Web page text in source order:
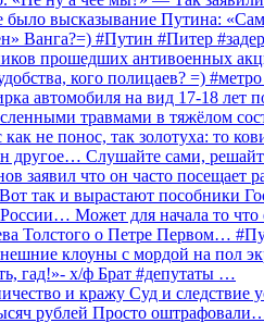
было высказывание Путина:
Ванга?=) #Путин #Питер
прошедших антивоенных
кого полицаев? =)
автомобиля на вид 17-18
травмами в тяжёлом
не понос, так золотуха: то
другое… Слушайте сами,
заявил что он часто
так и вырастают пособники
Может для начала то
Толстого о Петре Первом…
клоуны с мордой на пол
гад!»- х/ф Брат #депутаты …
и кражу Суд и следствие
рублей Просто